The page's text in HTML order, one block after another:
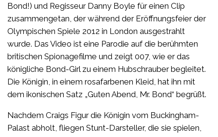
Bond!) und Regisseur Danny Boyle für einen Clip
zusammengetan, der während der Eröffnungsfeier der
Olympischen Spiele 2012 in London ausgestrahlt
wurde. Das Video ist eine Parodie auf die berühmten
britischen Spionagefilme und zeigt 007, wie er das
königliche Bond-Girl zu einem Hubschrauber begleitet.
Die Königin, in einem rosafarbenen Kleid, hat ihn mit
dem ikonischen Satz „Guten Abend, Mr. Bond“ begrüßt.
Nachdem Craigs Figur die Königin vom Buckingham-
Palast abholt, fliegen Stunt-Darsteller, die sie spielen,